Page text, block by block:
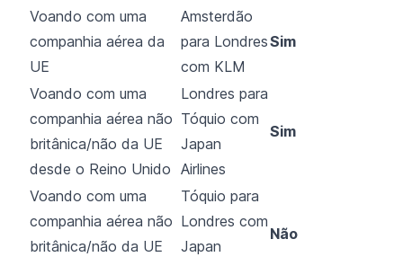
Voando com uma
companhia aérea da
UE
Amsterdão
para Londres
com KLM
Sim
Voando com uma
companhia aérea não
britânica/não da UE
desde o Reino Unido
Londres para
Tóquio com
Japan
Airlines
Sim
Voando com uma
companhia aérea não
britânica/não da UE
Tóquio para
Londres com
Japan
Não